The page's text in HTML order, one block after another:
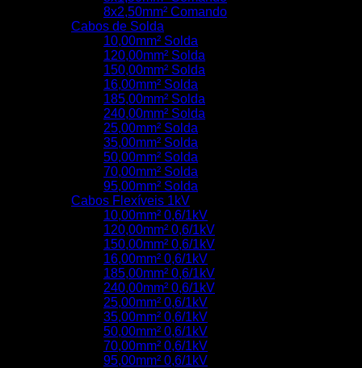
8x2,50mm² Comando
Cabos de Solda
10,00mm² Solda
120,00mm² Solda
150,00mm² Solda
16,00mm² Solda
185,00mm² Solda
240,00mm² Solda
25,00mm² Solda
35,00mm² Solda
50,00mm² Solda
70,00mm² Solda
95,00mm² Solda
Cabos Flexíveis 1kV
10,00mm² 0,6/1kV
120,00mm² 0,6/1kV
150,00mm² 0,6/1kV
16,00mm² 0,6/1kV
185,00mm² 0,6/1kV
240,00mm² 0,6/1kV
25,00mm² 0,6/1kV
35,00mm² 0,6/1kV
50,00mm² 0,6/1kV
70,00mm² 0,6/1kV
95,00mm² 0,6/1kV